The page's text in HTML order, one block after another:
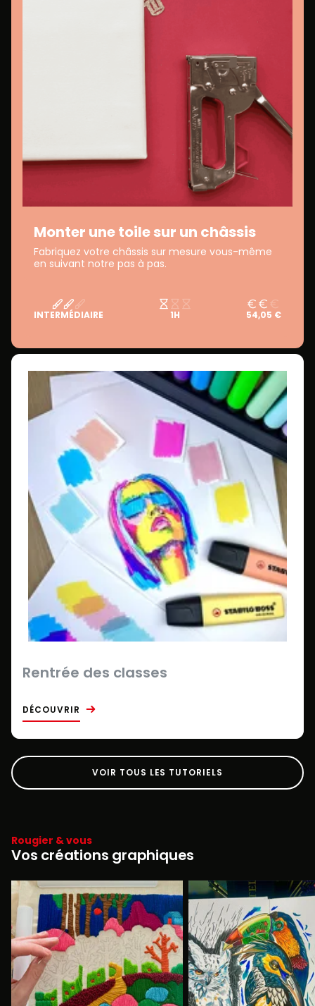
Monter une toile sur un châssis
Fabriquez votre châssis sur mesure vous-même
en suivant notre pas à pas.
INTERMÉDIAIRE 1H 54,05 €
Rentrée des classes
DÉCOUVRIR
VOIR TOUS LES TUTORIELS
Rougier & vous
Vos créations graphiques